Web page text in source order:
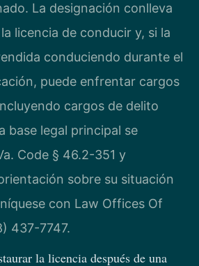
La designación conlleva
licencia de conducir y, si la
conduciendo durante el
puede enfrentar cargos
cargos de delito
base legal principal se
Code § 46.2-351 y
sobre su situación
con Law Offices Of
437-7747.
la licencia después de una